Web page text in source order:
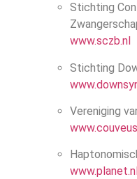
Stichting
www.sczb.nl
Stichting
Vereniging